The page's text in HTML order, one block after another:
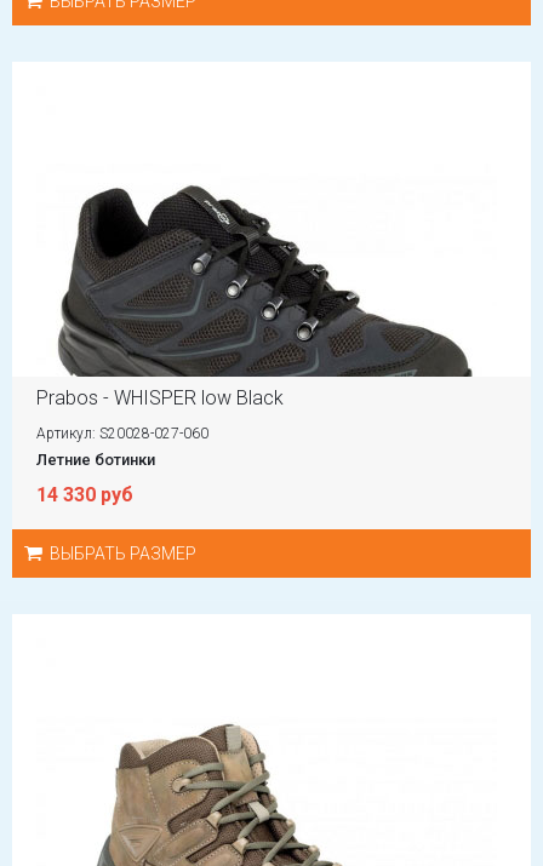
Prabos - WHISPER low Black
Артикул: S20028-027-060
Летние ботинки
14 330 руб
ВЫБРАТЬ РАЗМЕР